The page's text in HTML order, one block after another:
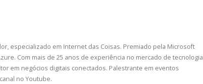
especializado em Internet das Coisas. Premiado pela Microsoft
Com mais de 25 anos de experiência no mercado de tecnologia
em negócios digitais conectados. Palestrante em eventos
no Youtube.